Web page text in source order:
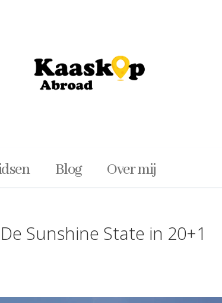
Blog Over mij
Sunshine State in 20+1